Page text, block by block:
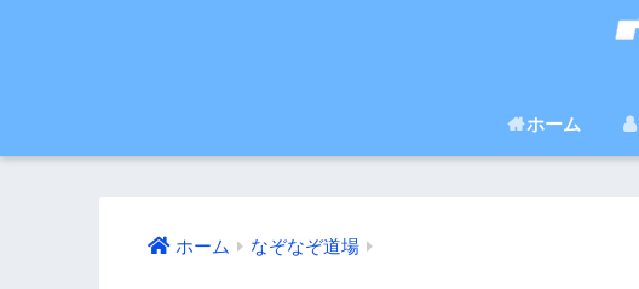
ホーム
ホーム なぞなぞ道場